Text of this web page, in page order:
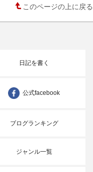
このページの上に戻る
日記を書く
公式facebook
ブログランキング
ジャンル一覧